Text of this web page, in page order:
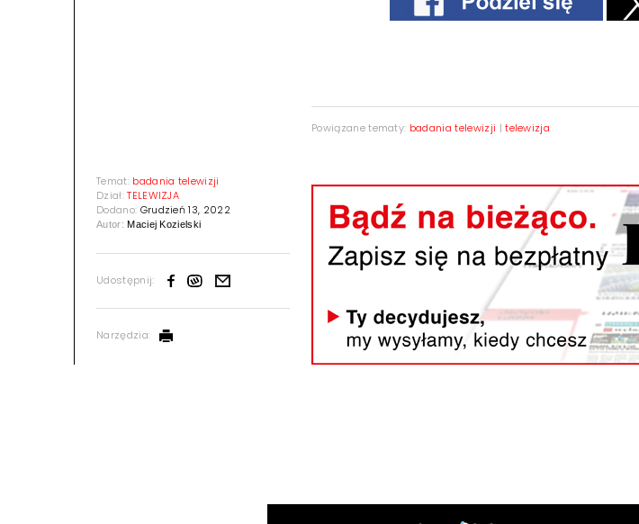
Temat: badania telewizji
Dział:TELEWIZJA
Dodano: Grudzień 13, 2022
Autor:Maciej Kozielski
Udostępnij:
Narzędzia:
Powiązane tematy: badania telewizji |telewizja